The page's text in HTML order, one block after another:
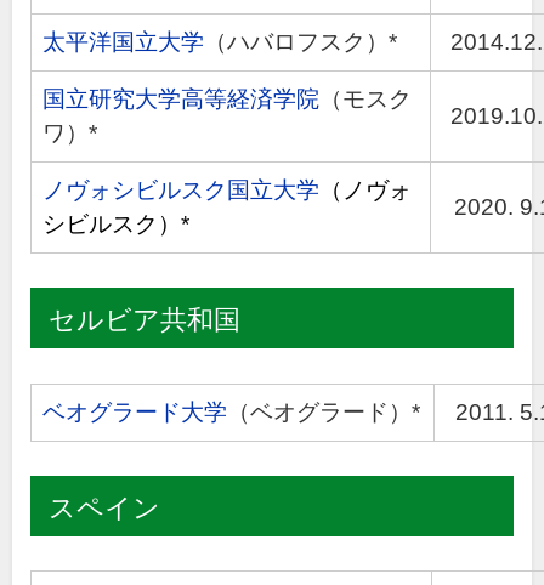
太平洋国立大学 （ハバロフスク）*
国立研究大学高等経済学院 （モスク
ワ）*
ノヴォシビルスク国立大学 （ノヴォ
シビルスク）*
2020.
セルビア共和国
ベオグラード大学 （ベオグラード）* 2011.
スペイン